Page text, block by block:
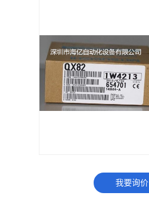
我要询价